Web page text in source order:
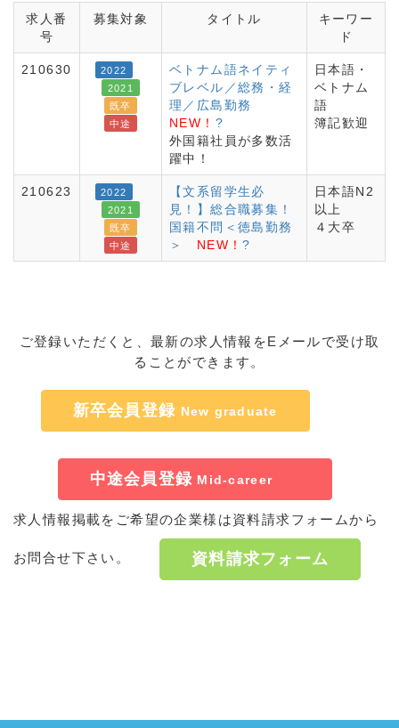
求人番
号
募集対象 タイトル
キーワー
ド
210630
2022
2021
既卒
中途
ベトナム語ネイティ
ブレベル／総務・経
理／広島勤務
NEW！ ?
外国籍社員が多数活
躍中！
日本語・
ベトナム
語
簿記歓迎
210623
2022
2021
既卒
中途
【文系留学生必
見！】総合職募集！
国籍不問＜徳島勤務
＞ NEW！?
日本語N2
以上
４大卒
ご登録いただくと、最新の求人情報をEメールで受け取
ることができます。
新卒会員登録 New graduate
中途会員登録 Mid-career
求人情報掲載をご希望の企業様は資料請求フォームから
お問合せ下さい。 資料請求フォーム